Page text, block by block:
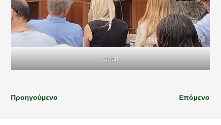
smart
Προηγούμενο Επόμενο